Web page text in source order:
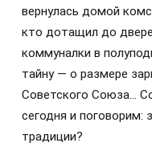
вернулась домой
кто дотащил до
коммуналки в
тайну — о размере
Советского Союза…
сегодня и
традиции?